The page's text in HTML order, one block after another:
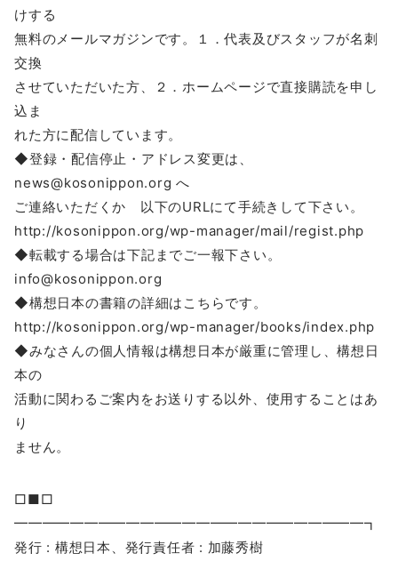
けする
無料のメールマガジンです。１．代表及びスタッフが名刺
交換
させていただいた方、２．ホームページで直接購読を申し
込ま
れた方に配信しています。
◆登録・配信停止・アドレス変更は、
news@kosonippon.org へ
ご連絡いただくか 以下のURLにて手続きして下さい。
http://kosonippon.org/wp-manager/mail/regist.php
◆転載する場合は下記までご一報下さい。
info@kosonippon.org
◆構想日本の書籍の詳細はこちらです。
http://kosonippon.org/wp-manager/books/index.php
◆みなさんの個人情報は構想日本が厳重に管理し、構想日
本の
活動に関わるご案内をお送りする以外、使用することはあ
り
ません。
□■□
━━━━━━━━━━━━━━━━━━━━━━━━━┓
発行 : 構想日本、発行責任者 : 加藤秀樹